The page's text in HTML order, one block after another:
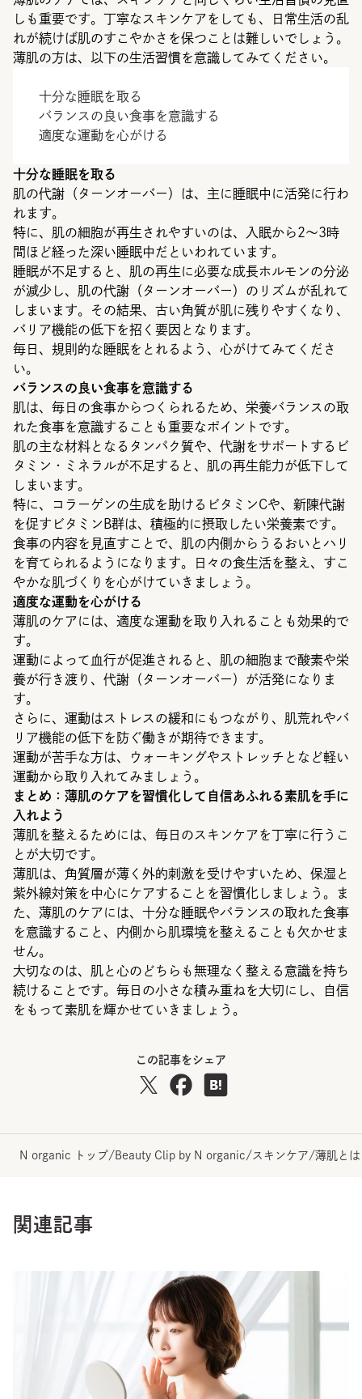
しも重要です。丁寧なスキンケアをしても、日常生活の乱
れが続けば肌のすこやかさを保つことは難しいでしょう。
薄肌の方は、以下の生活習慣を意識してみてください。
十分な睡眠を取る
バランスの良い食事を意識する
適度な運動を心がける
十分な睡眠を取る
肌の代謝（ターンオーバー）は、主に睡眠中に活発に行わ
れます。
特に、肌の細胞が再生されやすいのは、入眠から2〜3時
間ほど経った深い睡眠中だといわれています。
睡眠が不足すると、肌の再生に必要な成長ホルモンの分泌
が減少し、肌の代謝（ターンオーバー）のリズムが乱れて
しまいます。その結果、古い角質が肌に残りやすくなり、
バリア機能の低下を招く要因となります。
毎日、規則的な睡眠をとれるよう、心がけてみてくださ
い。
バランスの良い食事を意識する
肌は、毎日の食事からつくられるため、栄養バランスの取
れた食事を意識することも重要なポイントです。
肌の主な材料となるタンパク質や、代謝をサポートするビ
タミン・ミネラルが不足すると、肌の再生能力が低下して
しまいます。
特に、コラーゲンの生成を助けるビタミンCや、新陳代謝
を促すビタミンB群は、積極的に摂取したい栄養素です。
食事の内容を見直すことで、肌の内側からうるおいとハリ
を育てられるようになります。日々の食生活を整え、すこ
やかな肌づくりを心がけていきましょう。
適度な運動を心がける
薄肌のケアには、適度な運動を取り入れることも効果的で
す。
運動によって血行が促進されると、肌の細胞まで酸素や栄
養が行き渡り、代謝（ターンオーバー）が活発になりま
す。
さらに、運動はストレスの緩和にもつながり、肌荒れやバ
リア機能の低下を防ぐ働きが期待できます。
運動が苦手な方は、ウォーキングやストレッチとなど軽い
運動から取り入れてみましょう。
まとめ：薄肌のケアを習慣化して自信あふれる素肌を手に
入れよう
薄肌を整えるためには、毎日のスキンケアを丁寧に行うこ
とが大切です。
薄肌は、角質層が薄く外的刺激を受けやすいため、保湿と
紫外線対策を中心にケアすることを習慣化しましょう。ま
た、薄肌のケアには、十分な睡眠やバランスの取れた食事
を意識すること、内側から肌環境を整えることも欠かせま
せん。
大切なのは、肌と心のどちらも無理なく整える意識を持ち
続けることです。毎日の小さな積み重ねを大切にし、自信
をもって素肌を輝かせていきましょう。
この記事をシェア
N organic トップ/ Beauty Clip by N organic / スキンケア /薄肌と
関連記事